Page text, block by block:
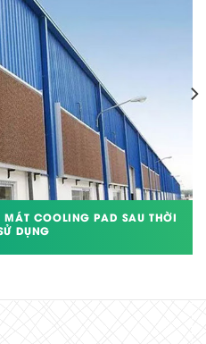
COOLING PAD SAU THỜI
DỤNG